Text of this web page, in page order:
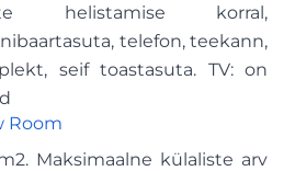
helistamise korral,
telefon, teekann,
seif toastasuta. TV: on
Room
Maksimaalne külaliste arv